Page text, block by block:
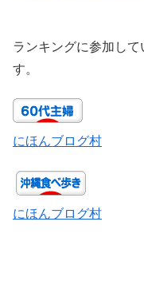
ランキングに参加し
す。
にほんブログ村
にほんブログ村